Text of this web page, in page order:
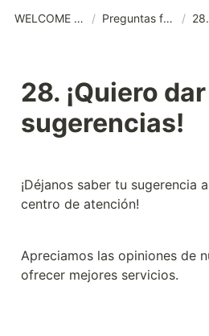
WELCOME (SPA)_old / Preguntas frecuentes /
28. ¡Quiero dar
sugerencias!
¡Déjanos saber tu sugerencia
centro de atención!
Apreciamos las opiniones de
ofrecer mejores servicios.